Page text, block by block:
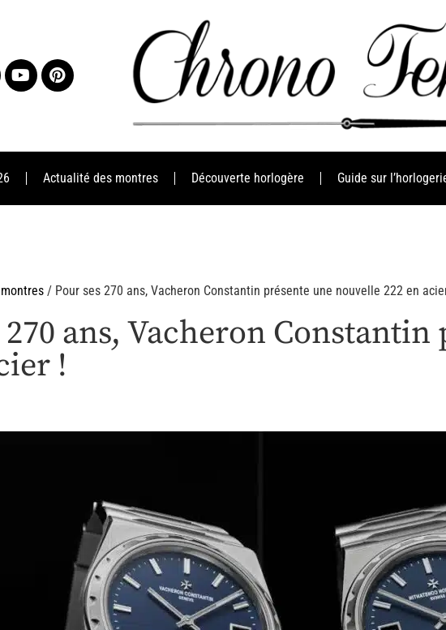
Actualité des montres Découverte horlogère Guide sur
/ Pour ses 270 ans, Vacheron Constantin présente une nouvelle 222 en
270 ans, Vacheron
!